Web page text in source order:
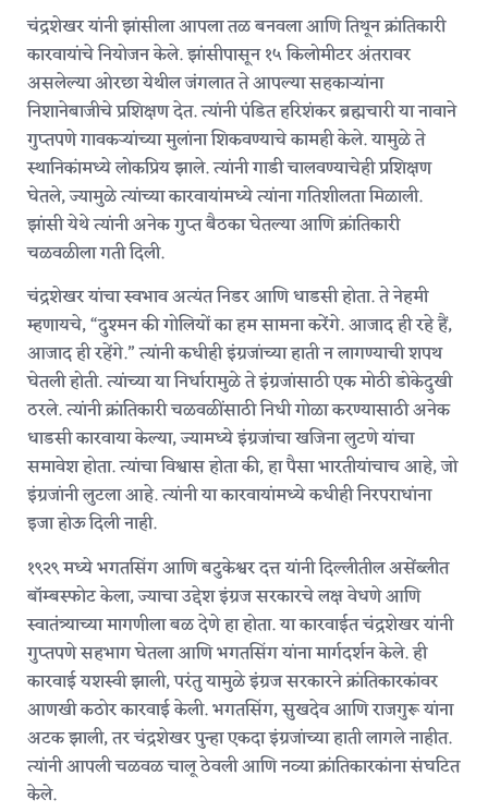
चंद्रशेखर यांनी झांसीला आपला तळ बनवला आणि तिथून क्रांतिकारी
कारवायांचे नियोजन केले. झांसीपासून १५ किलोमीटर अंतरावर
असलेल्या ओरछा येथील जंगलात ते आपल्या सहकाऱ्यांना
निशानेबाजीचे प्रशिक्षण देत. त्यांनी पंडित हरिशंकर ब्रह्मचारी या नावाने
गुप्तपणे गावकऱ्यांच्या मुलांना शिकवण्याचे कामही केले. यामुळे ते
स्थानिकांमध्ये लोकप्रिय झाले. त्यांनी गाडी चालवण्याचेही प्रशिक्षण
घेतले, ज्यामुळे त्यांच्या कारवायांमध्ये त्यांना गतिशीलता मिळाली.
झांसी येथे त्यांनी अनेक गुप्त बैठका घेतल्या आणि क्रांतिकारी
चळवळीला गती दिली.
चंद्रशेखर यांचा स्वभाव अत्यंत निडर आणि धाडसी होता. ते नेहमी
म्हणायचे, “दुश्मन की गोलियों का हम सामना करेंगे. आजाद ही रहे हैं,
आजाद ही रहेंगे.” त्यांनी कधीही इंग्रजांच्या हाती न लागण्याची शपथ
घेतली होती. त्यांच्या या निर्धारामुळे ते इंग्रजांसाठी एक मोठी डोकेदुखी
ठरले. त्यांनी क्रांतिकारी चळवळींसाठी निधी गोळा करण्यासाठी अनेक
धाडसी कारवाया केल्या, ज्यामध्ये इंग्रजांचा खजिना लुटणे यांचा
समावेश होता. त्यांचा विश्वास होता की, हा पैसा भारतीयांचाच आहे, जो
इंग्रजांनी लुटला आहे. त्यांनी या कारवायांमध्ये कधीही निरपराधांना
इजा होऊ दिली नाही.
१९२९ मध्ये भगतसिंग आणि बटुकेश्वर दत्त यांनी दिल्लीतील असेंब्लीत
बॉम्बस्फोट केला, ज्याचा उद्देश इंग्रज सरकारचे लक्ष वेधणे आणि
स्वातंत्र्याच्या मागणीला बळ देणे हा होता. या कारवाईत चंद्रशेखर यांनी
गुप्तपणे सहभाग घेतला आणि भगतसिंग यांना मार्गदर्शन केले. ही
कारवाई यशस्वी झाली, परंतु यामुळे इंग्रज सरकारने क्रांतिकारकांवर
आणखी कठोर कारवाई केली. भगतसिंग, सुखदेव आणि राजगुरू यांना
अटक झाली, तर चंद्रशेखर पुन्हा एकदा इंग्रजांच्या हाती लागले नाहीत.
त्यांनी आपली चळवळ चालू ठेवली आणि नव्या क्रांतिकारकांना संघटित
केले.